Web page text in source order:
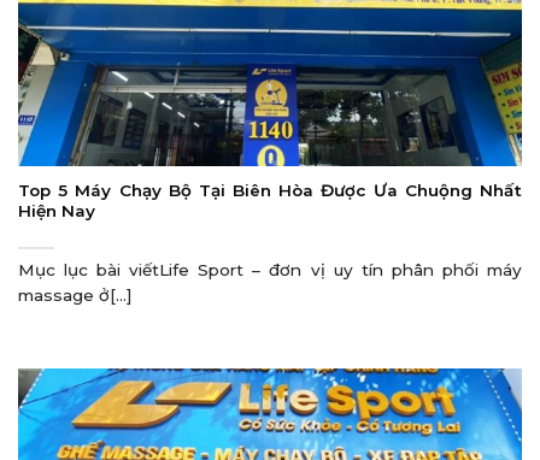
Top 5 Máy Chạy Bộ Tại Biên Hòa Được Ưa Chuộng Nhất
Hiện Nay
Mục lục bài viếtLife Sport – đơn vị uy tín phân phối máy
massage ở[...]